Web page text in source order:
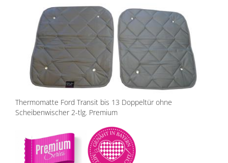
Thermomatte Ford Transit bis 13 Doppeltür ohne
Scheibenwischer 2-tlg. Premium